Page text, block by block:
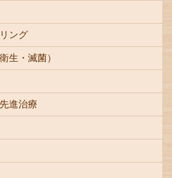
ング
生・滅菌）
進治療